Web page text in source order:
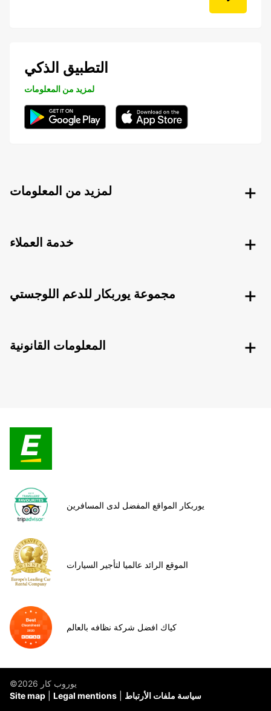
التطبيق الذكي
لمزيد من المعلومات
لمزيد من المعلومات
خدمة العملاء
مجموعة يوربكار للدعم اللوجستي
المعلومات القانونية
يوربكار المواقع المفضل لدى المسافرين
الموقع الرائد عالميا لتأجير السيارات
كياك افضل شركة نظافه بالعالم
©يوروب كار 2026
Site map
Legal mentions سياسة ملفات الأرتباط